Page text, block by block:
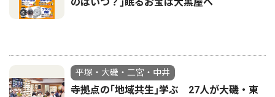
平塚・大磯・二宮・中井
寺拠点の｢地域共生｣学ぶ 27人が大磯・東